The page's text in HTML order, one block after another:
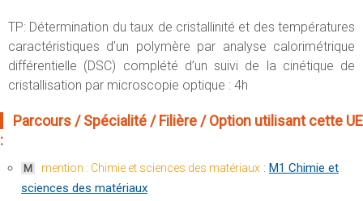
TP: Détermination du taux de cristallinité et des températures
caractéristiques d’un polymère par analyse calorimétrique
différentielle (DSC) complété d’un suivi de la cinétique de
cristallisation par microscopie optique : 4h
Parcours / Spécialité / Filière / Option utilisant cette UE
:
M mention : Chimie et sciences des matériaux : M1 Chimie et
sciences des matériaux